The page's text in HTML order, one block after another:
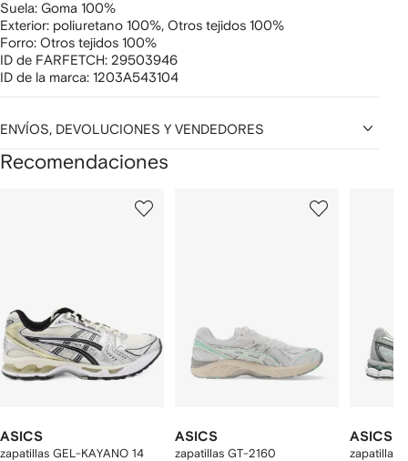
Suela: Goma 100%
Exterior: poliuretano 100%, Otros tejidos 100%
Forro: Otros tejidos 100%
ID de FARFETCH: 29503946
ID de la marca: 1203A543104
ENVÍOS, DEVOLUCIONES Y VENDEDORES
Recomendaciones
ASICS
zapatillas GEL-KAYANO 14
ASICS
zapatillas GT-2160
ASICS
zapatillas